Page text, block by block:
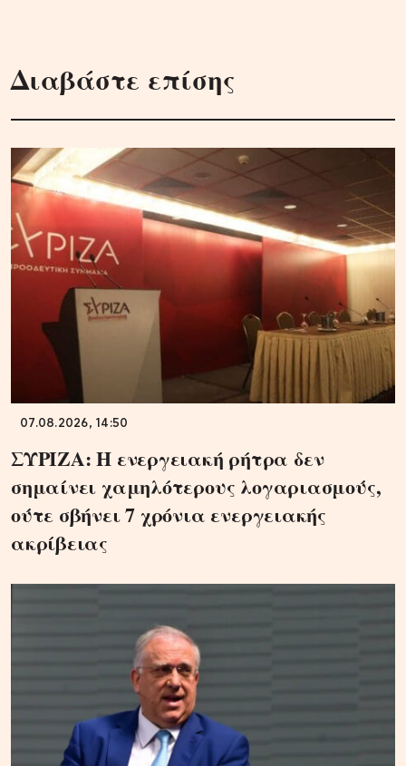
Διαβάστε επίσης
07.08.2026, 14:50
ΣΥΡΙΖΑ: Η ενεργειακή ρήτρα δεν
σημαίνει χαμηλότερους λογαριασμούς,
ούτε σβήνει 7 χρόνια ενεργειακής
ακρίβειας